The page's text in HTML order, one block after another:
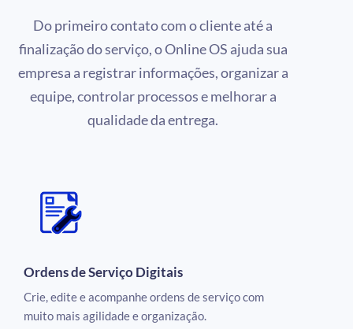
Do primeiro contato com o cliente até a
finalização do serviço, o Online OS ajuda sua
empresa a registrar informações, organizar a
equipe, controlar processos e melhorar a
qualidade da entrega.
Ordens de Serviço Digitais
Crie, edite e acompanhe ordens de serviço com
muito mais agilidade e organização.